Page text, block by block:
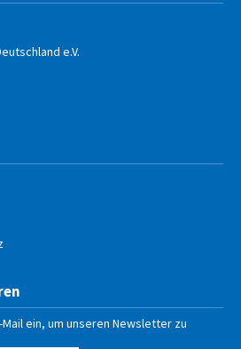
e.V.
ein, um unseren Newsletter zu